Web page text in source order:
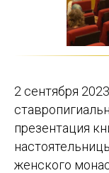
2 сентября
презентация
женского